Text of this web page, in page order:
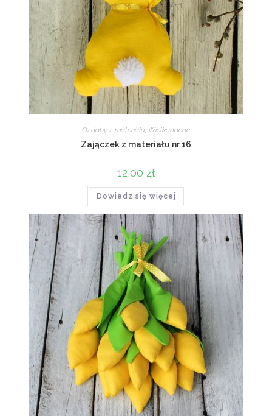
Ozdoby z materiału, Wielkanocne
Zajączek z materiału nr 16
12,00 zł
Dowiedz się więcej